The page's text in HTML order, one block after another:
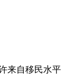
来自移民水平